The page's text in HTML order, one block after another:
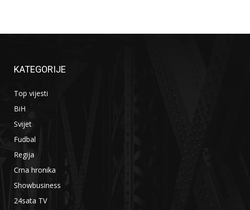
KATEGORIJE
Top vijesti
BiH
Svijet
Fudbal
Regija
Crna hronika
Showbusiness
24sata TV